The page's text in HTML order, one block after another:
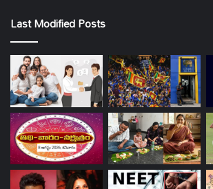
Last Modified Posts